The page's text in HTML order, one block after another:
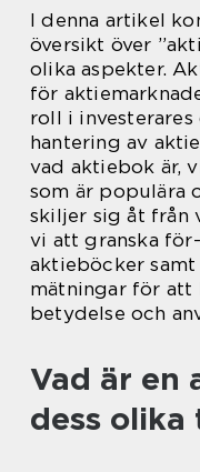
I denna artikel
översikt över
olika aspekter.
för
roll i
hantering av
vad aktiebok är,
som är populära
skiljer sig åt från
vi att granska
aktieböcker
mätningar för att
betydelse och
Vad är en
dess olika